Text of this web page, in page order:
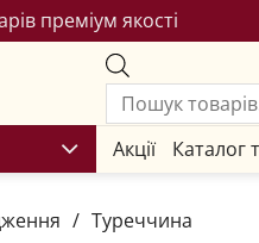
преміум якості
Акції Каталог
/ Туреччина